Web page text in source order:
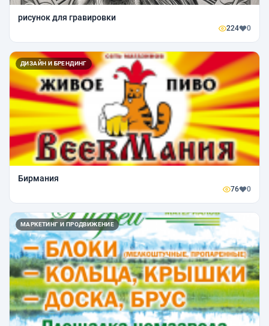
рисунок для гравировки
224 0
ДИЗАЙН И БРЕНДИНГ
Бирмания
76 0
МАРКЕТИНГ И ПРОДВИЖЕНИЕ